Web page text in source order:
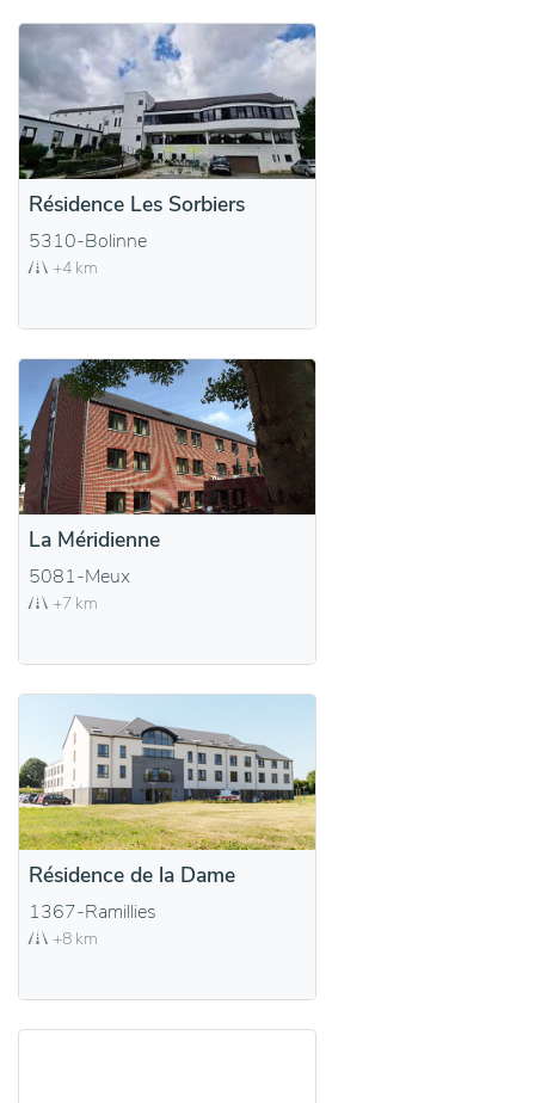
Résidence Les Sorbiers
5310-Bolinne
+4 km
La Méridienne
5081-Meux
+7 km
Résidence de la Dame
1367-Ramillies
+8 km